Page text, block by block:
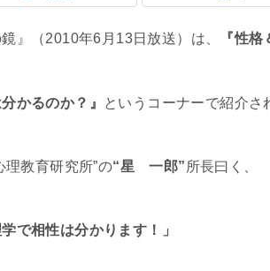
』（2010年6月13日放送）は、 『性
かるのか？』 というコーナーで紹介さ
理教育研究所”の“星 一郎” 所長曰く、
で相性は分かります！」